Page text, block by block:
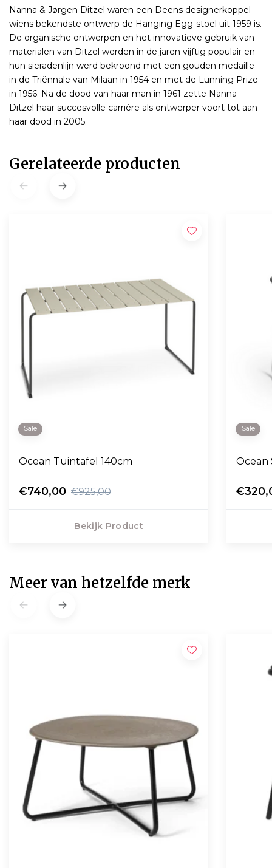
Nanna & Jørgen Ditzel waren een Deens designerkoppel
wiens bekendste ontwerp de Hanging Egg-stoel uit 1959 is.
De organische ontwerpen en het innovatieve gebruik van
materialen van Ditzel werden in de jaren vijftig populair en
hun sieradenlijn werd bekroond met een gouden medaille
in de Triënnale van Milaan in 1954 en met de Lunning Prize
in 1956. Na de dood van haar man in 1961 zette Nanna
Ditzel haar succesvolle carrière als ontwerper voort tot aan
haar dood in 2005.
Gerelateerde producten
Sale
Ocean Tuintafel 140cm
€740,00 €925,00
Bekijk Product
Sale
Ocean
Meer van hetzelfde merk